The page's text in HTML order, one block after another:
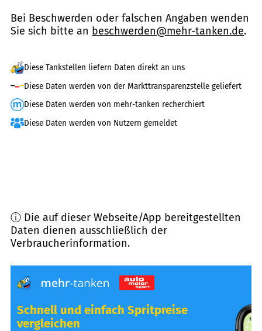
Bei Beschwerden oder falschen Angaben wenden
Sie sich bitte an beschwerden@mehr-tanken.de.
Diese Tankstellen liefern Daten direkt an uns
Diese Daten werden von der Markttransparenzstelle geliefert
Diese Daten werden von mehr-tanken recherchiert
Diese Daten werden von Nutzern gemeldet
ⓘ Die auf dieser Webseite/App bereitgestellten
Daten dienen ausschließlich der
Verbraucherinformation.
Schnell und einfach Spritpreise
vergleichen